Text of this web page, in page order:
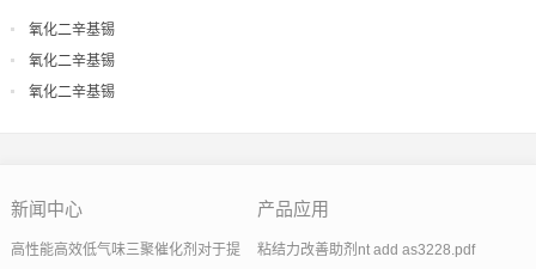
氧化二辛基锡
氧化二辛基锡
氧化二辛基锡
新闻中心
高性能高效低气味三聚催化剂对于提
产品应用
粘结力改善助剂nt add as3228.pdf